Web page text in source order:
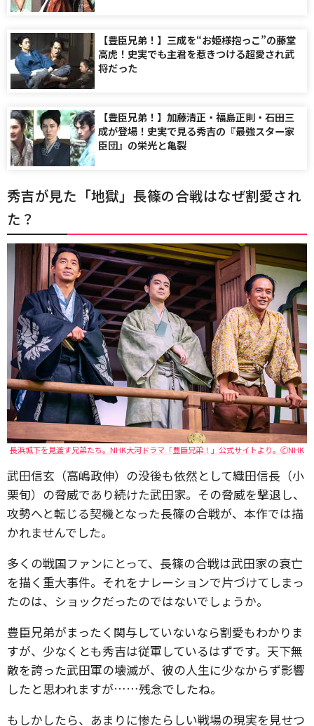
【豊臣兄弟！】三成を“お姫様抱っこ”の藤堂
高虎！史実でも主君を惹きつける超愛され武
将だった
【豊臣兄弟！】加藤清正・福島正則・石田三
成が登場！史実で見る秀吉の『最強スター家
臣団』の栄光と亀裂
秀吉が見た「地獄」長篠の合戦はなぜ割愛され
た？
長浜城下を見渡す兄弟たち。NHK大河ドラマ「豊臣兄弟！」公式サイトより。🄫NHK
武田信玄（高嶋政伸）の没後も依然として織田信長（小
栗旬）の脅威であり続けた武田家。その脅威を撃退し、
攻勢へと転じる契機となった長篠の合戦が、本作では描
かれませんでした。
多くの戦国ファンにとって、長篠の合戦は武田家の衰亡
を描く重大事件。それをナレーションで片づけてしまっ
たのは、ショックだったのではないでしょうか。
豊臣兄弟がまったく関与していないなら割愛もわかりま
すが、少なくとも秀吉は従軍しているはずです。天下無
敵を誇った武田軍の壊滅が、彼の人生に少なからず影響
したと思われますが……残念でしたね。
もしかしたら、あまりに惨たらしい戦場の現実を見せつ